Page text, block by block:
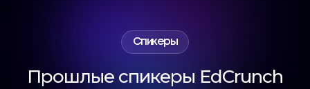
Спикеры
Прошлые спикеры EdCrunch